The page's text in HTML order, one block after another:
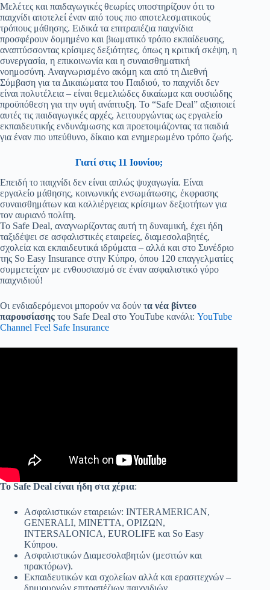
Μελέτες και παιδαγωγικές θεωρίες υποστηρίζουν ότι το
παιχνίδι αποτελεί έναν από τους πιο αποτελεσματικούς
τρόπους μάθησης. Ειδικά τα επιτραπέζια παιχνίδια
προσφέρουν δομημένο και βιωματικό τρόπο εκπαίδευσης,
αναπτύσσοντας κρίσιμες δεξιότητες, όπως η κριτική σκέψη, η
συνεργασία, η επικοινωνία και η συναισθηματική
νοημοσύνη. Αναγνωρισμένο ακόμη και από τη Διεθνή
Σύμβαση για τα Δικαιώματα του Παιδιού, το παιχνίδι δεν
είναι πολυτέλεια – είναι θεμελιώδες δικαίωμα και ουσιώδης
προϋπόθεση για την υγιή ανάπτυξη. Το “Safe Deal” αξιοποιεί
αυτές τις παιδαγωγικές αρχές, λειτουργώντας ως εργαλείο
εκπαιδευτικής ενδυνάμωσης και προετοιμάζοντας τα παιδιά
για έναν πιο υπεύθυνο, δίκαιο και ενημερωμένο τρόπο ζωής.
Γιατί στις 11 Ιουνίου;
Επειδή το παιχνίδι δεν είναι απλώς ψυχαγωγία. Είναι
εργαλείο μάθησης, κοινωνικής ενσωμάτωσης, έκφρασης
συναισθημάτων και καλλιέργειας κρίσιμων δεξιοτήτων για
τον αυριανό πολίτη.
Το Safe Deal, αναγνωρίζοντας αυτή τη δυναμική, έχει ήδη
ταξιδέψει σε ασφαλιστικές εταιρείες, διαμεσολαβητές,
σχολεία και εκπαιδευτικά ιδρύματα – αλλά και στο Συνέδριο
της So Easy Insurance στην Κύπρο, όπου 120 επαγγελματίες
συμμετείχαν με ενθουσιασμό σε έναν ασφαλιστικό γύρο
παιχνιδιού!
Οι ενδιαδερόμενοι μπορούν να δούν τα νέα βίντεο
παρουσίασης του Safe Deal στο YouTube κανάλι: YouTube
Channel Feel Safe Insurance
Το Safe Deal είναι ήδη στα χέρια:
Ασφαλιστικών εταιρειών: INTERAMERICAN,
GENERALI, MINETTA, ΟΡΙΖΩΝ,
INTERSALONICA, EUROLIFE και So Easy
Κύπρου.
Aσφαλιστικών Διαμεσολαβητών (μεσιτών και
πρακτόρων).
Εκπαιδευτικών και σχολείων αλλά και ερασιτεχνών –